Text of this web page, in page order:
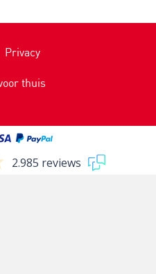
Privacy
thuis
2.985 reviews